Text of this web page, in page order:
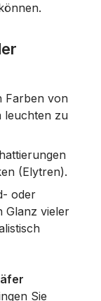
Farben von
leuchten zu
(Elytren).
oder
Glanz vieler
Sie